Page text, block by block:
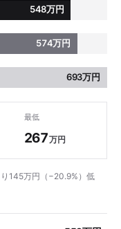
548万円
574万円
693万円
最低
267万円
145万円（−20.9%）低